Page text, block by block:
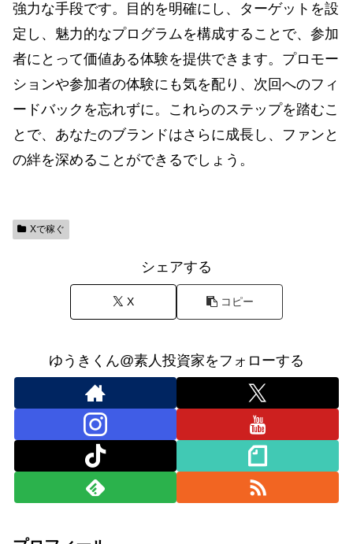
強力な手段です。目的を明確にし、ターゲットを設
定し、魅力的なプログラムを構成することで、参加
者にとって価値ある体験を提供できます。プロモー
ションや参加者の体験にも気を配り、次回へのフィ
ードバックを忘れずに。これらのステップを踏むこ
とで、あなたのブランドはさらに成長し、ファンと
の絆を深めることができるでしょう。
Xで稼ぐ
シェアする
X コピー
ゆうきくん@素人投資家をフォローする